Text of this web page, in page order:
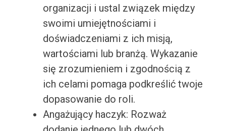
organizacji i ustal związek między
swoimi umiejętnościami i
doświadczeniami z ich misją,
wartościami lub branżą. Wykazanie
się zrozumieniem i zgodnością z
ich celami pomaga podkreślić twoje
dopasowanie do roli.
Angażujący haczyk: Rozważ